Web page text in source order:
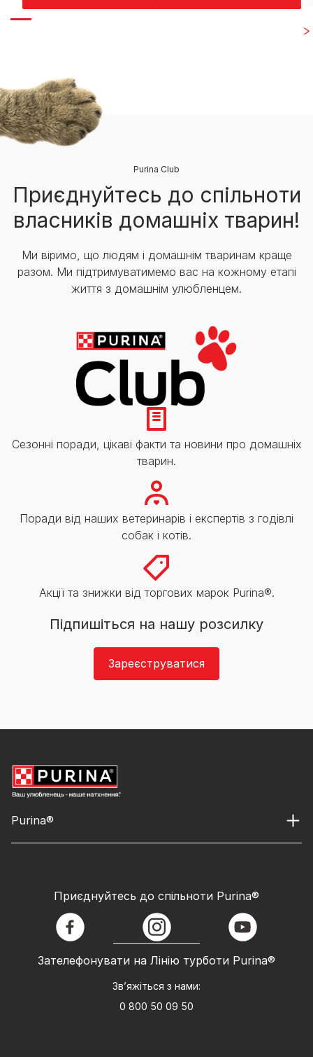
Purina Club
Приєднуйтесь до спільноти
власників домашніх тварин!
Ми віримо, що людям і домашнім тваринам краще
разом. Ми підтримуватимемо вас на кожному етапі
життя з домашнім улюбленцем.
Сезонні поради, цікаві факти та новини про домашніх
тварин.
Поради від наших ветеринарів і експертів з годівлі
собак і котів.
Акції та знижки від торгових марок Purina®.
Підпишіться на нашу розсилку
Зареєструватися
Purina®
Зателефонувати на Лінію турботи Purina®
Зв’яжіться з нами:
0 800 50 09 50
Приєднуйтесь до спільноти Purina®
facebook instagram youtube